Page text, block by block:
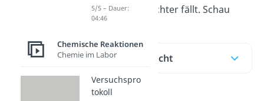
visuelle Lernen leichter fällt. Schau
Inhaltsübersicht
5/5 – Dauer:
04:46
Chemische Reaktionen
Chemie im Labor
Versuchspro
tokoll